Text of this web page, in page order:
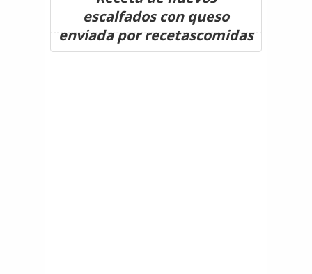
escalfados con queso
enviada por recetascomidas